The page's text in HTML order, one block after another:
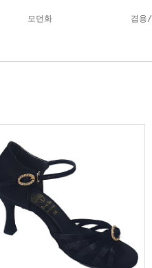
모던화 겸용